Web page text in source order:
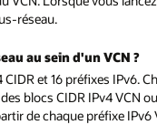
réseau.
au sein d'un VCN ?
et 16 préfixes IPv6.
blocs CIDR IPv4 VCN
de chaque préfixe IPv6